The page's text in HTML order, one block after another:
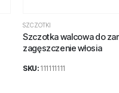
SZCZOTKI
Szczotka walcowa do
zagęszczenie włosia
SKU: 111111111